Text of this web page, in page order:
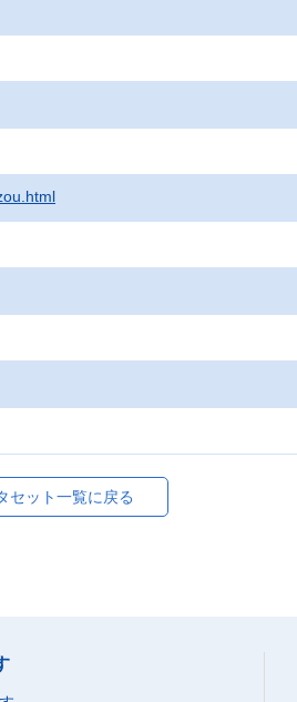
セット一覧に戻る